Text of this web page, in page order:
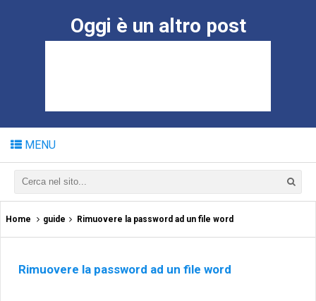
Oggi è un altro post
MENU
Home guide Rimuovere la password ad un file word
Rimuovere la password ad un file word